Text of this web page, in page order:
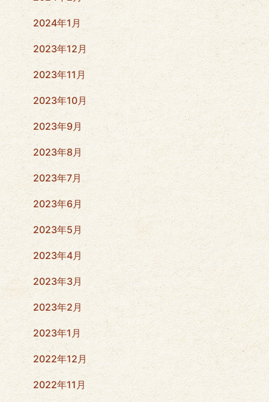
2024年1月
2023年12月
2023年11月
2023年10月
2023年9月
2023年8月
2023年7月
2023年6月
2023年5月
2023年4月
2023年3月
2023年2月
2023年1月
2022年12月
2022年11月